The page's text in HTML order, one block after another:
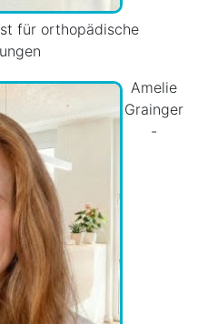
für orthopädische
Amelie
Grainger
-